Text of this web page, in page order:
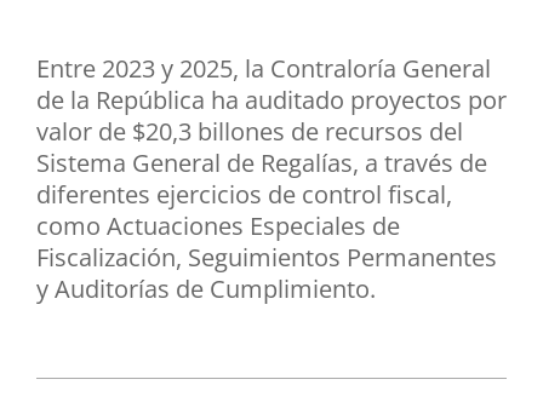
Entre 2023 y 2025, la Contraloría General
de la República ha auditado proyectos por
valor de $20,3 billones de recursos del
Sistema General de Regalías, a través de
diferentes ejercicios de control fiscal,
como Actuaciones Especiales de
Fiscalización, Seguimientos Permanentes
y Auditorías de Cumplimiento.